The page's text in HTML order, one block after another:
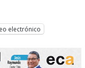
electrónico